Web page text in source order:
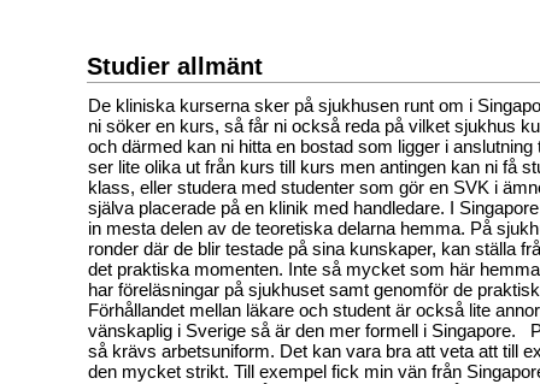
Studier allmänt
De kliniska kurserna sker på sjukhusen runt om i
ni söker en kurs, så får ni också reda på vilket sjukhus
och därmed kan ni hitta en bostad som ligger i anslutning
ser lite olika ut från kurs till kurs men antingen kan ni få
klass, eller studera med studenter som gör en SVK i
själva placerade på en klinik med handledare. I
in mesta delen av de teoretiska delarna hemma. På
ronder där de blir testade på sina kunskaper, kan ställa
det praktiska momenten. Inte så mycket som här
har föreläsningar på sjukhuset samt genomför de
Förhållandet mellan läkare och student är också lite
vänskaplig i Sverige så är den mer formell i Singapore.
så krävs arbetsuniform. Det kan vara bra att veta att till
den mycket strikt. Till exempel fick min vän från